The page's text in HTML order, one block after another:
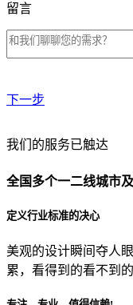
留言
下一步
贵公司预算范围是？
贵公司的团队规模是？
目前主要的营销渠道
我们的服务已触达
全国多个一二线城市
定义行业标准的决心
美观的设计瞬间夺人
累，看得到的看不到